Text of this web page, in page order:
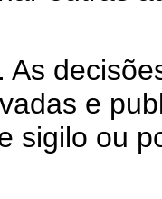
As
e
sigilo ou